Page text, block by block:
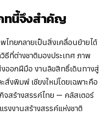
ทนี้จึงสำคัญ
ทยกลายเป็นสิ่งเคลื่อนย้ายได้
ธีที่ต่างชาติมองประเทศ ภาพ
อกฝีมือ งานลิขสิทธิ์เดินทางสู่
งพิมพ์ เชียงใหม่โดยเฉพาะคือ
จสร้างสรรค์ไทย — คลัสเตอร์
งงานสร้างสรรค์แห่งชาติ